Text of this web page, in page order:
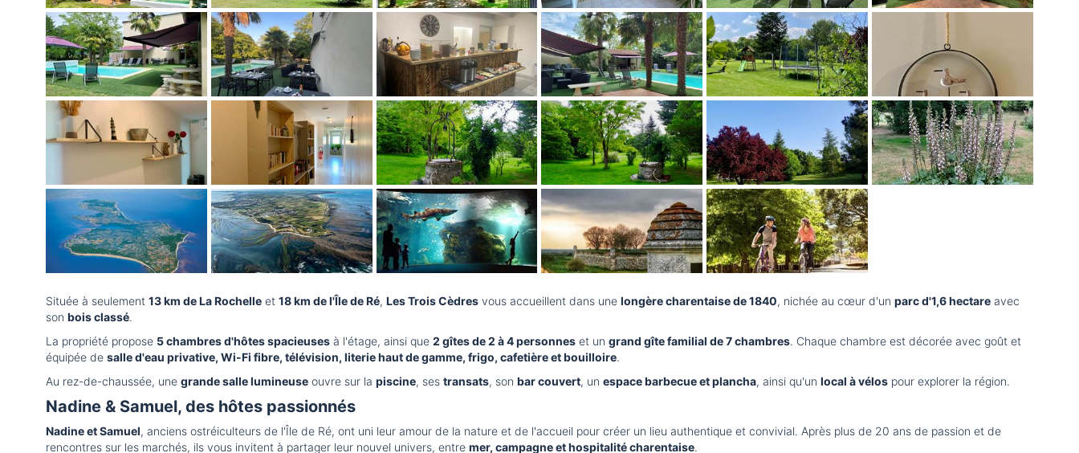
Située à seulement 13 km de La Rochelle et 18 km de l'Île de Ré, Les Trois Cèdres vous accueillent dans une longère charentaise de 1840, nichée au cœur d'un parc d'1,6 hectare avec
son bois classé.
La propriété propose 5 chambres d'hôtes spacieuses à l'étage, ainsi que 2 gîtes de 2 à 4 personnes et un grand gîte familial de 7 chambres. Chaque chambre est décorée avec goût et
équipée de salle d'eau privative, Wi-Fi fibre, télévision, literie haut de gamme, frigo, cafetière et bouilloire.
Au rez-de-chaussée, une grande salle lumineuse ouvre sur la piscine, ses transats, son bar couvert, un espace barbecue et plancha, ainsi qu'un local à vélos pour explorer la région.
Nadine & Samuel, des hôtes passionnés
Nadine et Samuel, anciens ostréiculteurs de l'Île de Ré, ont uni leur amour de la nature et de l'accueil pour créer un lieu authentique et convivial. Après plus de 20 ans de passion et de
rencontres sur les marchés, ils vous invitent à partager leur nouvel univers, entre mer, campagne et hospitalité charentaise.